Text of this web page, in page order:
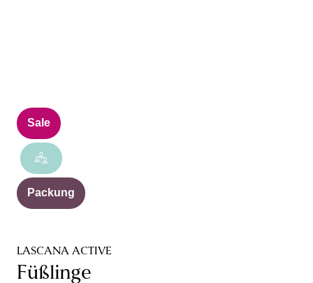
Sale
Packung
LASCANA ACTIVE
Füßlinge